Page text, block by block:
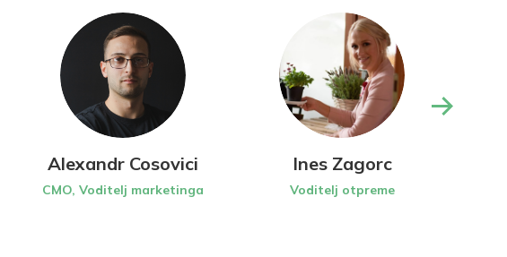
Alexandr Cosovici
CMO, Voditelj marketinga
Ines Zagorc
Voditelj otpreme